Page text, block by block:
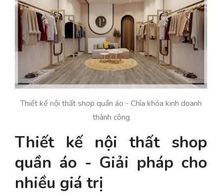
Thiết kế nội thất shop quần áo - Chìa khóa kinh doanh
thành công
Thiết kế nội thất shop
quần áo - Giải pháp cho
nhiều giá trị